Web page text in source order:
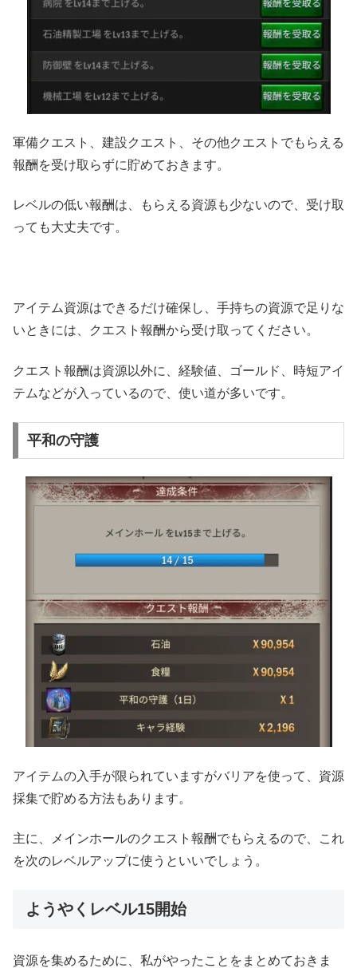
軍備クエスト、建設クエスト、その他クエストでもらえる
報酬を受け取らずに貯めておきます。
レベルの低い報酬は、もらえる資源も少ないので、受け取
っても大丈夫です。
アイテム資源はできるだけ確保し、手持ちの資源で足りな
いときには、クエスト報酬から受け取ってください。
クエスト報酬は資源以外に、経験値、ゴールド、時短アイ
テムなどが入っているので、使い道が多いです。
平和の守護
アイテムの入手が限られていますがバリアを使って、資源
採集で貯める方法もあります。
主に、メインホールのクエスト報酬でもらえるので、これ
を次のレベルアップに使うといいでしょう。
ようやくレベル15開始
資源を集めるために、私がやったことをまとめておきま